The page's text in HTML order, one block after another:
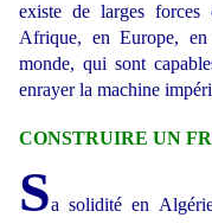
existe de larges
Afrique, en Europe,
monde, qui sont
enrayer la machine
CONSTRUIRE UN
Sa solidité en